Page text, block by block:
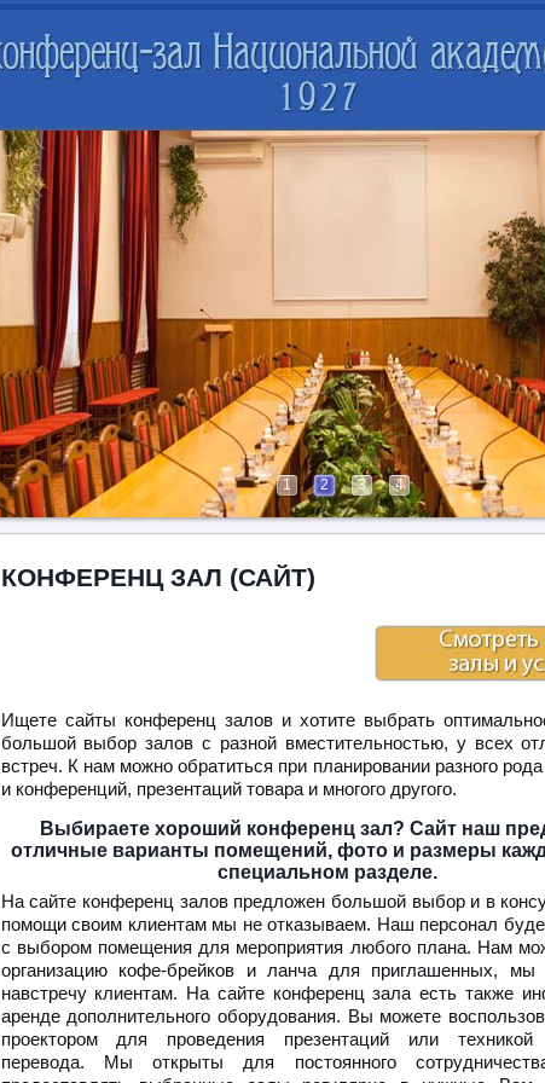
1 2 3 4
КОНФЕРЕНЦ ЗАЛ (САЙТ)
Ищете сайты конференц залов и хотите выбрать
большой выбор залов с разной вместительностью, у всех
встреч. К нам можно обратиться при планировании разного
и конференций, презентаций товара и многого другого.
Выбираете хороший конференц зал? Сайт наш
отличные варианты помещений, фото и размеры
специальном разделе.
На сайте конференц залов предложен большой выбор и в
помощи своим клиентам мы не отказываем. Наш персонал
с выбором помещения для мероприятия любого плана. Нам
организацию кофе-брейков и ланча для приглашенных, мы
навстречу клиентам. На сайте конференц зала есть также
аренде дополнительного оборудования. Вы можете
проектором для проведения презентаций или техникой
перевода. Мы открыты для постоянного